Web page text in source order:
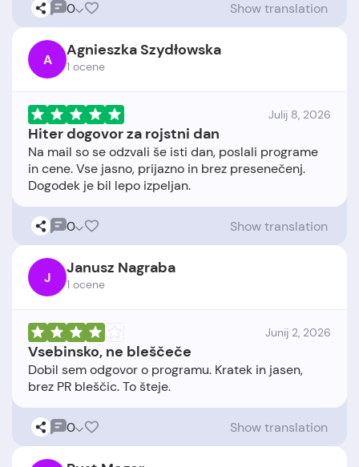
0 Show translation
A Agnieszka Szydłowska
1 ocene
Julij 8, 2026
Hiter dogovor za rojstni dan
Na mail so se odzvali še isti dan, poslali programe
in cene. Vse jasno, prijazno in brez presenečenj.
0 Show translation
J Janusz Nagraba
1 ocene
Junij 2, 2026
Vsebinsko, ne bleščeče
Dobil sem odgovor o programu. Kratek in jasen,
0 Show translation